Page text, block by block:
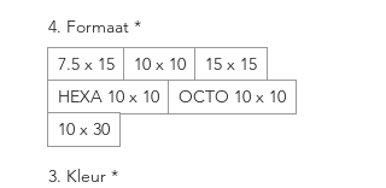
4. Formaat *
7.5 x 15
10 x 10
15 x 15
HEXA 10 x 10
OCTO 10 x 10
10 x 30
3. Kleur *